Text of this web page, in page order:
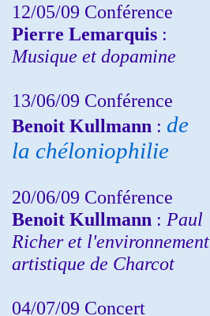
12/05/09 Conférence
Pierre Lemarquis :
Musique et dopamine
13/06/09 Conférence
Benoit Kullmann : de
la chéloniophilie
20/06/09 Conférence
Benoit Kullmann : Paul
Richer et l'environnement
artistique de Charcot
04/07/09 Concert